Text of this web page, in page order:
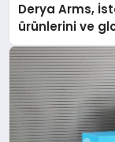
Derya Arms,
ürünlerini ve